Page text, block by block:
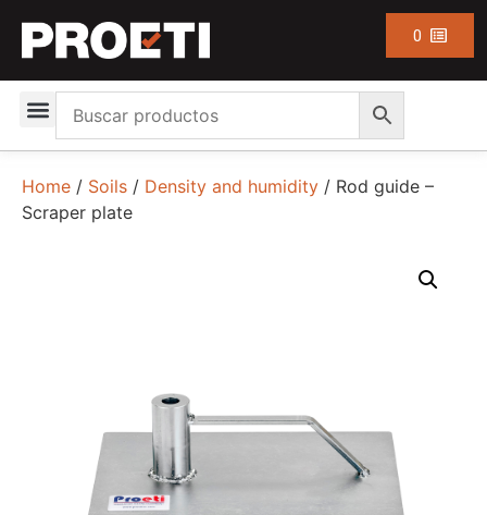
0
Home / Soils / Density and humidity / Rod guide –
Scraper plate